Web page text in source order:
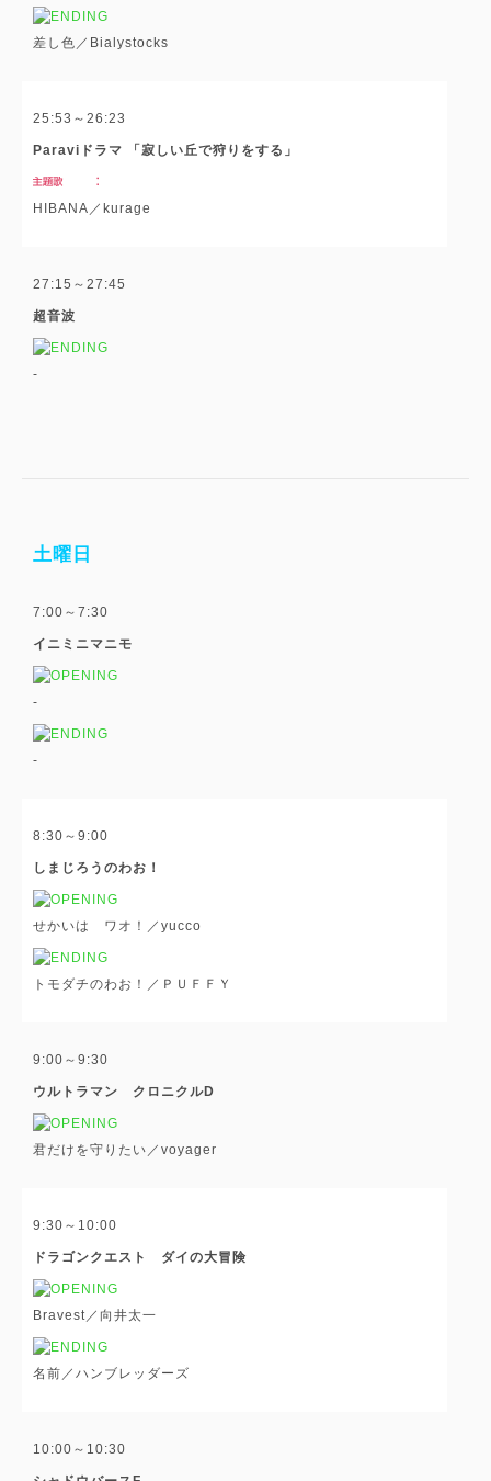
差し色／Bialystocks
25:53～26:23
Paraviドラマ 「寂しい丘で狩りをする」
HIBANA／kurage
27:15～27:45
超音波
-
土曜日
7:00～7:30
イニミニマニモ
-
-
8:30～9:00
しまじろうのわお！
せかいは ワオ！／yucco
トモダチのわお！／ＰＵＦＦＹ
9:00～9:30
ウルトラマン クロニクルD
君だけを守りたい／voyager
9:30～10:00
ドラゴンクエスト ダイの大冒険
Bravest／向井太一
名前／ハンブレッダーズ
10:00～10:30